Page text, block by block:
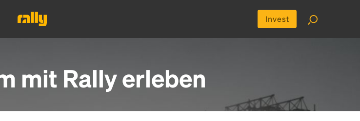
Invest
mit Rally erleben